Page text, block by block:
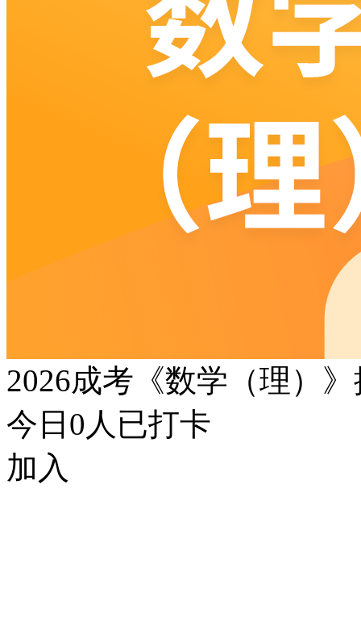
2026成考《数学（理）
今日 0 人已打卡
加入